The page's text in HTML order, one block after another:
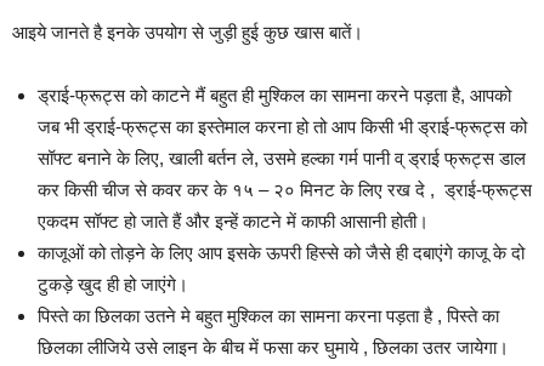
आइये जानते है इनके उपयोग से जुड़ी हुई कुछ खास बातें।
ड्राई-फ्रूट्स को काटने मैं बहुत ही मुश्किल का सामना करने पड़ता है, आपको
जब भी ड्राई-फ्रूट्स का इस्तेमाल करना हो तो आप किसी भी ड्राई-फ्रूट्स को
सॉफ्ट बनाने के लिए, खाली बर्तन ले, उसमे हल्का गर्म पानी व् ड्राई फ्रूट्स डाल
कर किसी चीज से कवर कर के १५ – २० मिनट के लिए रख दे , ड्राई-फ्रूट्स
एकदम सॉफ्ट हो जाते हैं और इन्हें काटने में काफी आसानी होती।
काजूओं को तोड़ने के लिए आप इसके ऊपरी हिस्से को जैसे ही दबाएंगे काजू के दो
टुकड़े खुद ही हो जाएंगे।
पिस्ते का छिलका उतने मे बहुत मुश्किल का सामना करना पड़ता है , पिस्ते का
छिलका लीजिये उसे लाइन के बीच में फसा कर घुमाये , छिलका उतर जायेगा।